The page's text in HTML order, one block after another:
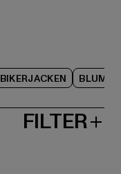
BIKERJACKEN
FILTER